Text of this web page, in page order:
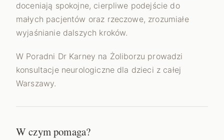
doceniają spokojne, cierpliwe podejście do
małych pacjentów oraz rzeczowe, zrozumiałe
wyjaśnianie dalszych kroków.
W Poradni Dr Karney na Żoliborzu prowadzi
konsultacje neurologiczne dla dzieci z całej
Warszawy.
W czym pomaga?